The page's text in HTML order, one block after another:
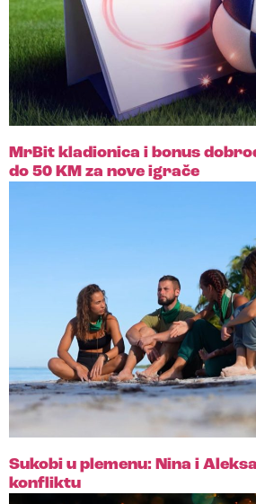
MrBit kladionica i bonus
do 50 KM za nove igrače
Sukobi u plemenu: Nina i
konfliktu